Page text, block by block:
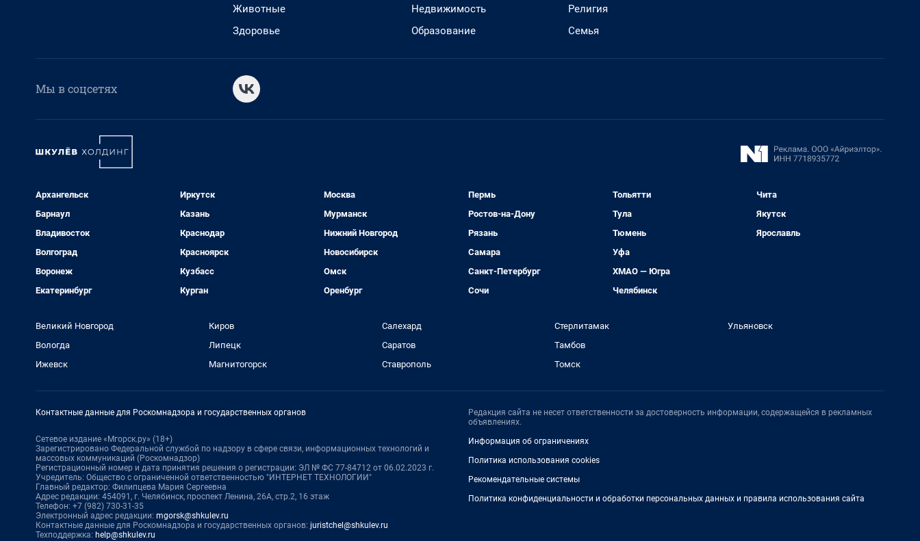
Животные
Здоровье
Недвижимость
Образование
Религия
Семья
Мы в соцсетях
Архангельск
Барнаул
Владивосток
Волгоград
Воронеж
Екатеринбург
Иркутск
Казань
Краснодар
Красноярск
Кузбасс
Курган
Москва
Мурманск
Нижний Новгород
Новосибирск
Омск
Оренбург
Пермь
Ростов-на-Дону
Рязань
Самара
Санкт-Петербург
Сочи
Тольятти
Тула
Тюмень
Уфа
ХМАО — Югра
Челябинск
Чита
Якутск
Ярославль
Великий Новгород
Вологда
Ижевск
Киров
Липецк
Магнитогорск
Салехард
Саратов
Ставрополь
Стерлитамак
Тамбов
Томск
Ульяновск
Контактные данные для Роскомнадзора и государственных органов
Сетевое издание «Мгорск.ру» (18+)
Зарегистрировано Федеральной службой по надзору в сфере связи, информационных технологий и
массовых коммуникаций (Роскомнадзор)
Регистрационный номер и дата принятия решения о регистрации: ЭЛ № ФС 77-84712 от 06.02.2023 г.
Учредитель: Общество с ограниченной ответственностью "ИНТЕРНЕТ ТЕХНОЛОГИИ"
Главный редактор: Филипцева Мария Сергеевна
Адрес редакции: 454091, г. Челябинск, проспект Ленина, 26А, стр.2, 16 этаж
Телефон: +7 (982) 730-31-35
Электронный адрес редакции: mgorsk@shkulev.ru
Контактные данные для Роскомнадзора и государственных органов: juristchel@shkulev.ru
Техподдержка: help@shkulev.ru
Редакция сайта не несет ответственности за достоверность информации, содержащейся в рекламных
объявлениях.
Информация об ограничениях
Политика использования cookies
Рекомендательные системы
Политика конфиденциальности и обработки персональных данных и правила использования сайта